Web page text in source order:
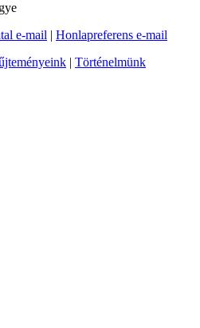
e-mail | Honlapreferens e-mail
| Történelmünk